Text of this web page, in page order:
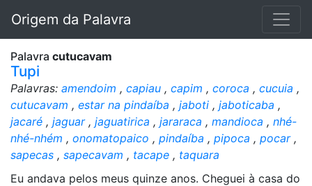
Origem da Palavra
Palavra cutucavam
Tupi
Palavras: amendoim , capiau , capim , coroca , cucuia ,
cutucavam , estar na pindaíba , jaboti , jaboticaba ,
jacaré , jaguar, jaguatirica , jararaca , mandioca , nhé-
nhé-nhém , onomatopaico , pindaíba , pipoca , pocar,
sapecas , sapecavam , tacape , taquara
Eu andava pelos meus quinze anos. Cheguei à casa do